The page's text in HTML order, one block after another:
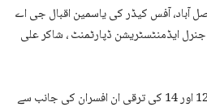
آباد، آفس کیڈر کی یاسمین اقبال جی اے
ایڈمنٹسٹریشن ڈپارٹمنٹ ، شاکر علی
آفس آرڈر کے مطابق نمبر شمار 12,7 اور 14 کی ترقی ان افسران کی جانب سے